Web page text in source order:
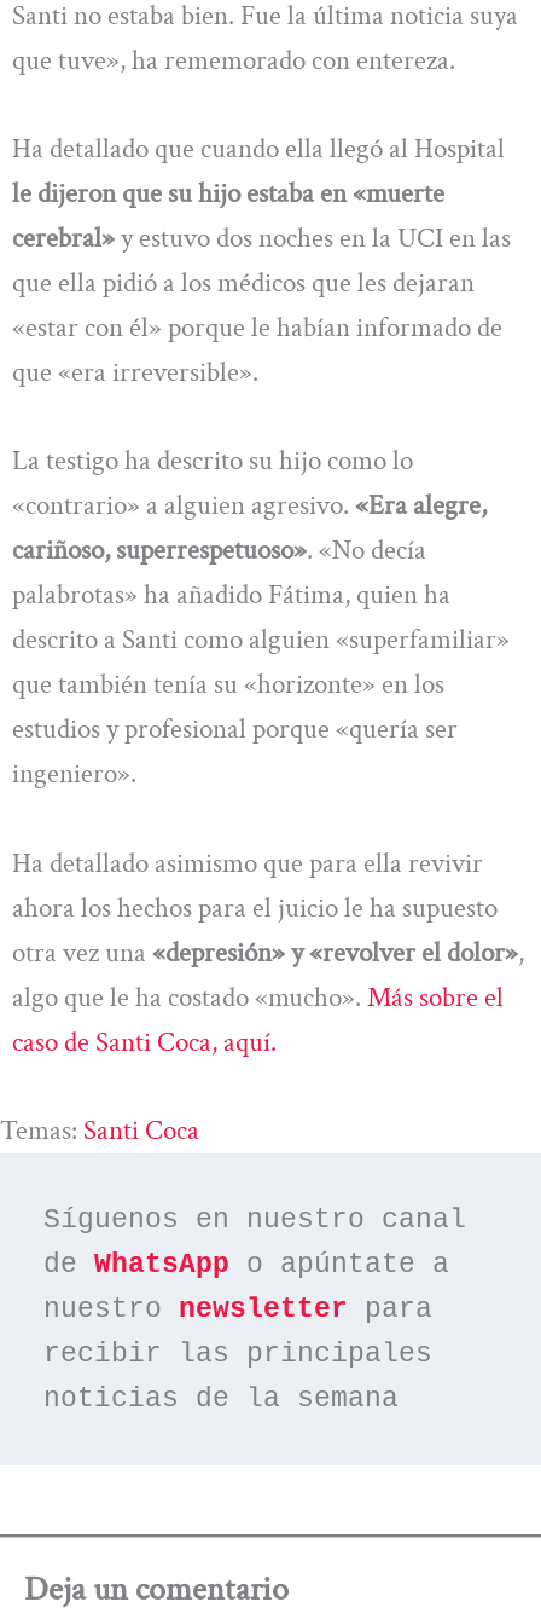
Santi no estaba bien. Fue la última noticia suya
que tuve», ha rememorado con entereza.
Ha detallado que cuando ella llegó al Hospital
le dijeron que su hijo estaba en «muerte
cerebral»y estuvo dos noches en la UCI en las
que ella pidió a los médicos que les dejaran
«estar con él» porque le habían informado de
que «era irreversible».
La testigo ha descrito su hijo como lo
«contrario» a alguien agresivo. «Era alegre,
cariñoso, superrespetuoso». «No decía
palabrotas» ha añadido Fátima, quien ha
descrito a Santi como alguien «superfamiliar»
que también tenía su «horizonte» en los
estudios y profesional porque «quería ser
ingeniero».
Ha detallado asimismo que para ella revivir
ahora los hechos para el juicio le ha supuesto
otra vez una «depresión» y «revolver el dolor»,
algo que le ha costado «mucho». Más sobre el
caso de Santi Coca, aquí.
Temas: Santi Coca
Síguenos en nuestro canal
de WhatsApp o apúntate a
nuestro newsletter para
recibir las principales
noticias de la semana
Deja un comentario